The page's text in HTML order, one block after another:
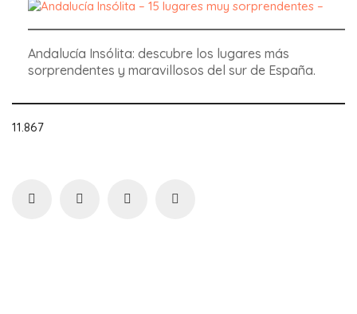
Andalucía Insólita: descubre los lugares más
sorprendentes y maravillosos del sur de España.
11.867